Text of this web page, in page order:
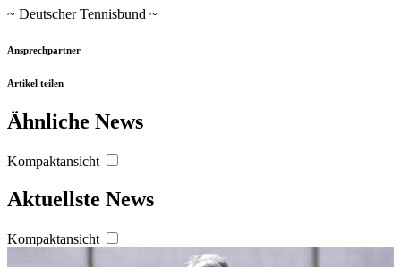
~ Deutscher Tennisbund ~
Ansprechpartner
Artikel teilen
Ähnliche News
Kompaktansicht
Aktuellste News
Kompaktansicht